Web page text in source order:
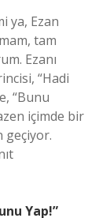
ya, Ezan
tam
Ezanı
“Hadi
“Bunu
içimde bir
geçiyor.
Yap!”